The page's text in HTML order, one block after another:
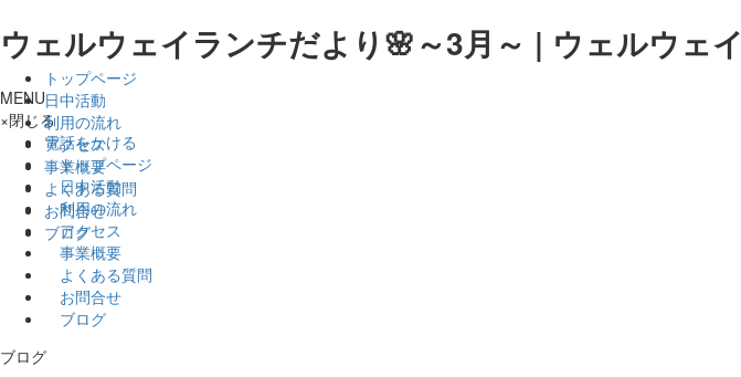
ウェルウェイランチだより🌸～3月～ | ウェルウェイ
トップページ
日中活動
利用の流れ
アクセス
事業概要
よくある質問
お問合せ
ブログ
MENU
×閉じる
電話をかける
トップページ
日中活動
利用の流れ
アクセス
事業概要
よくある質問
お問合せ
ブログ
ブログ